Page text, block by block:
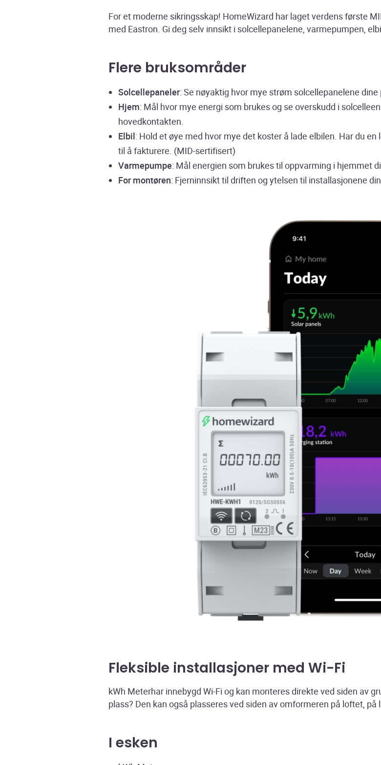
For et moderne sikringsskap! HomeWizard har laget verdens første
med Eastron. Gi deg selv innsikt i solcellepanelene, varmepumpen,
Flere bruksområder
Solcellepaneler: Se nøyaktig hvor mye strøm solcellepanelene dine
Hjem: Mål hvor mye energi som brukes og se overskudd i
hovedkontakten.
Elbil: Hold et øye med hvor mye det koster å lade elbilen. Har du
til å fakturere. (MID-sertifisert)
Varmepumpe: Mål energien som brukes til oppvarming i hjemmet
For montøren: Fjerninnsikt til driften og ytelsen til installasjonene
Fleksible installasjoner med Wi-Fi
kWh Meterhar innebygd Wi-Fi og kan monteres direkte ved siden av
plass? Den kan også plasseres ved siden av omformeren på loftet,
I esken